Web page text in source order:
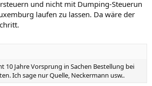
und nicht mit Dumping-Steuerun
laufen zu lassen. Da wäre der
10 Jahre Vorsprung in Sachen Bestellung bei
Ich sage nur Quelle, Neckermann usw..